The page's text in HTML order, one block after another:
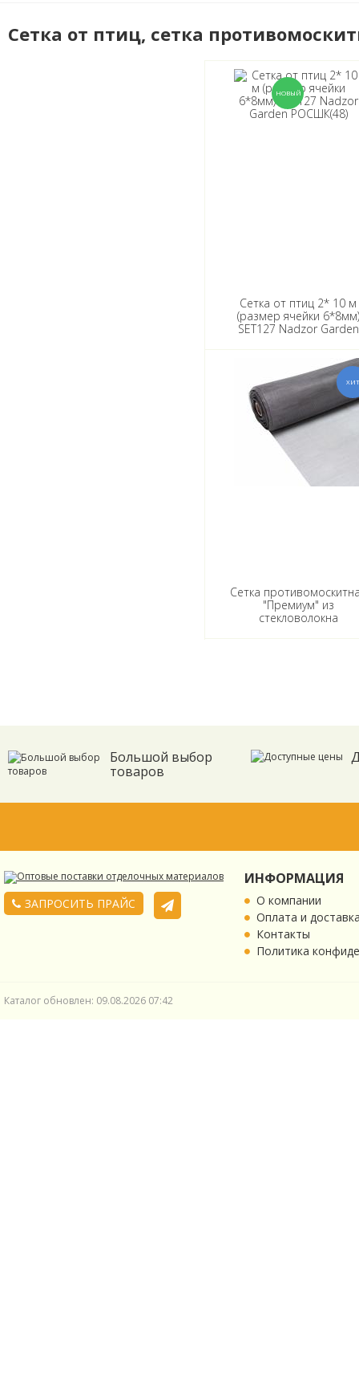
Сетка от птиц, сетка
Сетка от птиц 2* 10 м
(размер ячейки 6*8мм)
SET127 Nadzor Garden
Сетка
"Премиум" из
стекловолокна
Большой выбор
товаров
ЗАПРОСИТЬ ПРАЙС
ИНФОРМАЦИЯ
О компании
Оплата и
Контакты
Политика
Каталог обновлен: 09.08.2026 07:42